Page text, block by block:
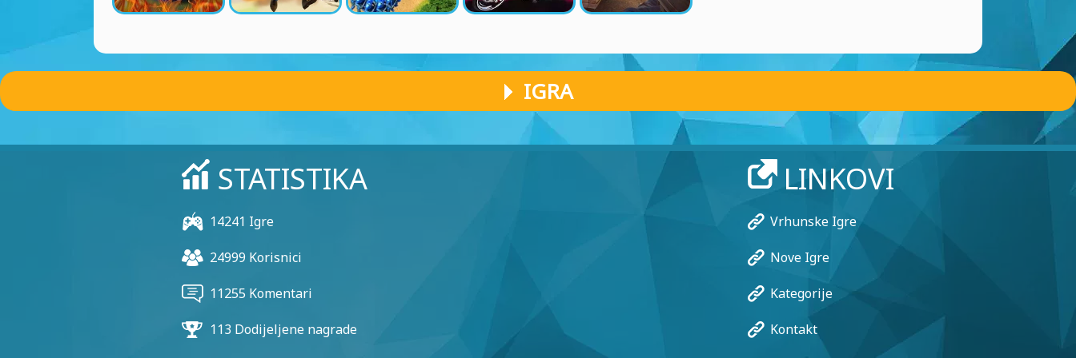
IGRA
STATISTIKA
14241 Igre
24999 Korisnici
11255 Komentari
113 Dodijeljene nagrade
LINKOVI
Vrhunske Igre
Nove Igre
Kategorije
Kontakt